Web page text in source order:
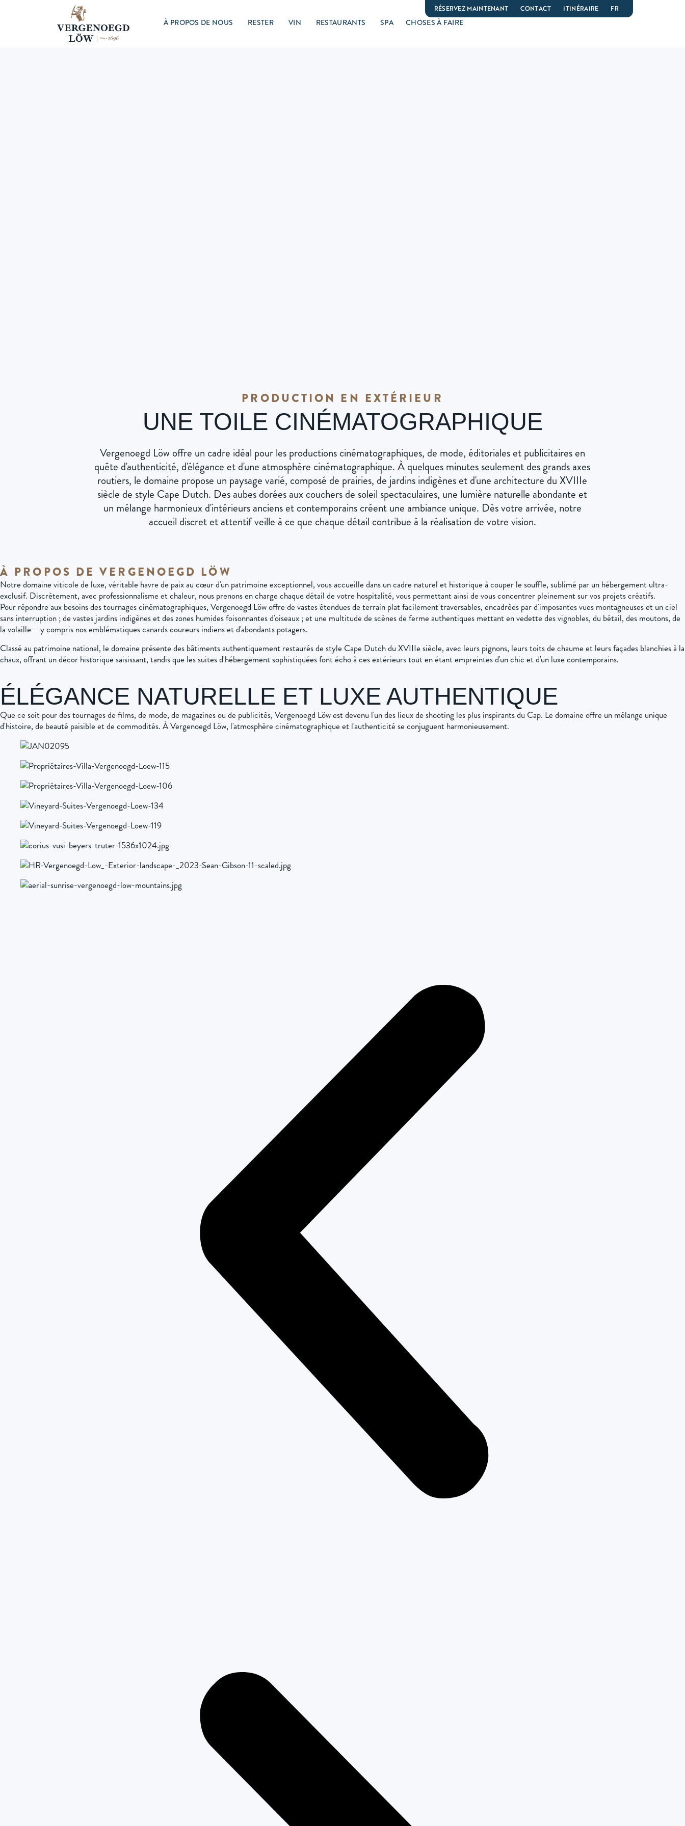
RÉSERVEZ MAINTENANT CONTACT ITINÉRAIRE FR
À PROPOS DE NOUS RESTER VIN RESTAURANTS SPA CHOSES À FAIRE
PRODUCTION EN EXTÉRIEUR
UNE TOILE CINÉMATOGRAPHIQUE
Vergenoegd Löw offre un cadre idéal pour les productions cinématographiques, de mode, éditoriales et publicitaires en
quête d'authenticité, d'élégance et d'une atmosphère cinématographique. À quelques minutes seulement des grands axes
routiers, le domaine propose un paysage varié, composé de prairies, de jardins indigènes et d'une architecture du XVIIIe
siècle de style Cape Dutch. Des aubes dorées aux couchers de soleil spectaculaires, une lumière naturelle abondante et
un mélange harmonieux d'intérieurs anciens et contemporains créent une ambiance unique. Dès votre arrivée, notre
accueil discret et attentif veille à ce que chaque détail contribue à la réalisation de votre vision.
À PROPOS DE VERGENOEGD LÖW
Notre domaine viticole de luxe, véritable havre de paix au cœur d'un patrimoine exceptionnel, vous accueille dans un cadre naturel et historique à couper le souffle, sublimé par un hébergement ultra-
exclusif. Discrètement, avec professionnalisme et chaleur, nous prenons en charge chaque détail de votre hospitalité, vous permettant ainsi de vous concentrer pleinement sur vos projets créatifs.
Pour répondre aux besoins des tournages cinématographiques, Vergenoegd Löw offre de vastes étendues de terrain plat facilement traversables, encadrées par d'imposantes vues montagneuses et un ciel
sans interruption ; de vastes jardins indigènes et des zones humides foisonnantes d'oiseaux ; et une multitude de scènes de ferme authentiques mettant en vedette des vignobles, du bétail, des moutons, de
la volaille – y compris nos emblématiques canards coureurs indiens et d'abondants potagers.
Classé au patrimoine national, le domaine présente des bâtiments authentiquement restaurés de style Cape Dutch du XVIIIe siècle, avec leurs pignons, leurs toits de chaume et leurs façades blanchies à la
chaux, offrant un décor historique saisissant, tandis que les suites d'hébergement sophistiquées font écho à ces extérieurs tout en étant empreintes d'un chic et d'un luxe contemporains.
ÉLÉGANCE NATURELLE ET LUXE AUTHENTIQUE
Que ce soit pour des tournages de films, de mode, de magazines ou de publicités, Vergenoegd Löw est devenu l'un des lieux de shooting les plus inspirants du Cap. Le domaine offre un mélange unique
d'histoire, de beauté paisible et de commodités. À Vergenoegd Löw, l'atmosphère cinématographique et l'authenticité se conjuguent harmonieusement.